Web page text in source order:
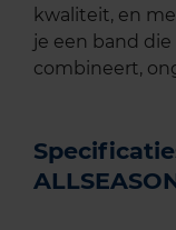
kwaliteit, en
je een band
combineert,